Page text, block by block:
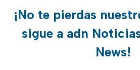
¡No te pierdas
sigue a adn
News!